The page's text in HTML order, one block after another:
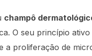
champô
O seu princípio
a proliferação de